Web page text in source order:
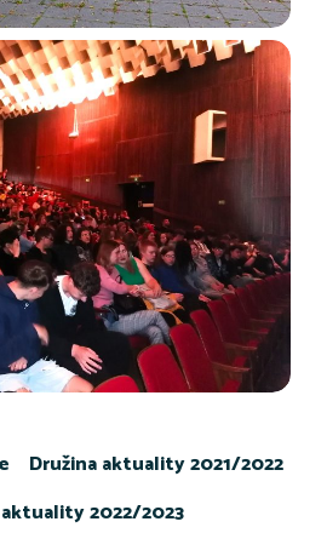
Družina aktuality 2021/2022
2022/2023